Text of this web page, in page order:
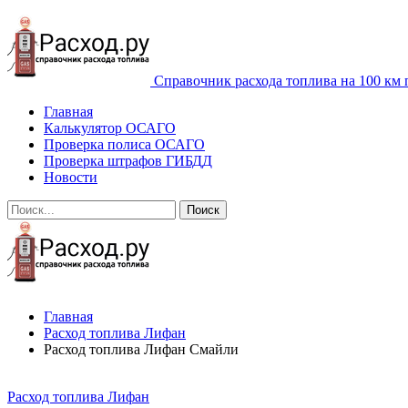
Справочник расхода топлива на 100 км
Главная
Калькулятор ОСАГО
Проверка полиса ОСАГО
Проверка штрафов ГИБДД
Новости
Главная
Расход топлива Лифан
Расход топлива Лифан Смайли
Расход топлива Лифан